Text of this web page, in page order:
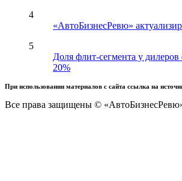
4
«АвтоБизнесРевю»
5
Доля флит-сегмента у
20%
При использовании материалов с сайта ссылка на
Все права защищены ©